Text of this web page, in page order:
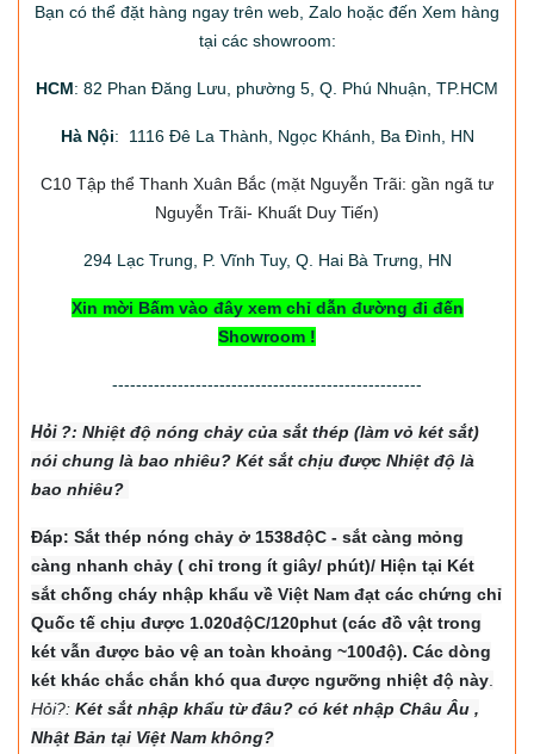
Bạn có thể đặt hàng ngay trên web, Zalo hoặc đến Xem hàng
tại các showroom:
HCM: 82 Phan Đăng Lưu, phường 5, Q. Phú Nhuận, TP.HCM
Hà Nội: 1116 Đê La Thành, Ngọc Khánh, Ba Đình, HN
C10 Tập thể Thanh Xuân Bắc (mặt Nguyễn Trãi: gần ngã tư
Nguyễn Trãi- Khuất Duy Tiến)
294Lạc Trung, P. Vĩnh Tuy, Q. Hai Bà Trưng, HN
Xin mời Bấm vào đây xem chỉ dẫn đường đi đến
Showroom !
----------------------------------------------------
Hỏi ?: Nhiệt độ nóng chảy của sắt thép (làm vỏ két sắt)
nói chung là bao nhiêu? Két sắt chịu được Nhiệt độ là
bao nhiêu?
Đáp: Sắt thép nóng chảy ở 1538độC - sắt càng mỏng
càng nhanh chảy ( chỉ trong ít giây/ phút)/ Hiện tại Két
sắt chống cháy nhập khẩu về Việt Nam đạt các chứng chỉ
Quốc tế chịu được 1.020độC/120phut (các đồ vật trong
két vẫn được bảo vệ an toàn khoảng ~100độ). Các dòng
két khác chắc chắn khó qua được ngưỡng nhiệt độ này
Hỏi?: Két sắt nhập khẩu từ đâu? có két nhập Châu Âu ,
Nhật Bản tại Việt Nam không?